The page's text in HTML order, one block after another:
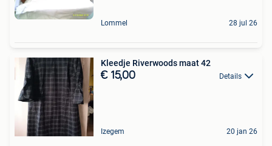
Lommel 28 jul 26
Kleedje Riverwoods maat 42
€ 15,00 Details
Izegem 20 jan 26